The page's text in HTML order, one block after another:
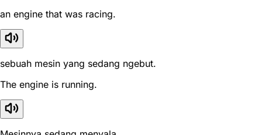
an engine that was racing.
sebuah mesin yang sedang ngebut.
The engine is running.